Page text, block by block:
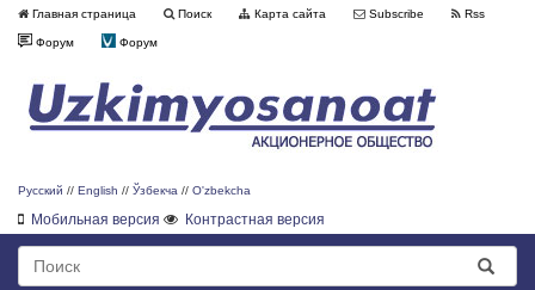
Главная страница Поиск Карта сайта Subscribe Rss
Форум Форум
Русский // English // Ўзбекча // O'zbekcha
Мобильная версия Контрастная версия